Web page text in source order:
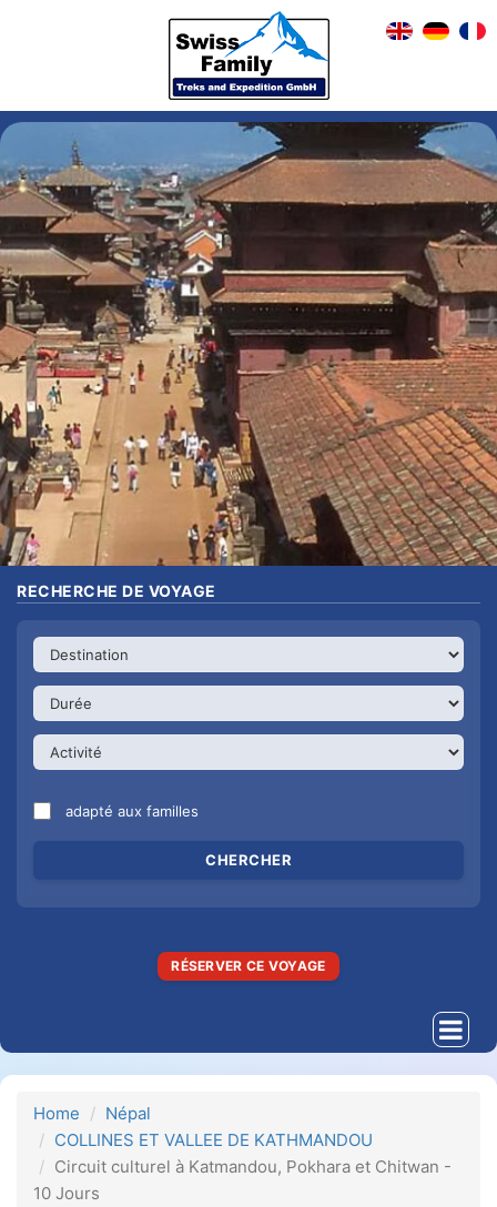
RECHERCHE DE VOYAGE
adapté aux familles
RÉSERVER CE VOYAGE
Home
Népal
COLLINES ET VALLEE DE KATHMANDOU
Circuit culturel à Katmandou, Pokhara et Chitwan -
10 Jours